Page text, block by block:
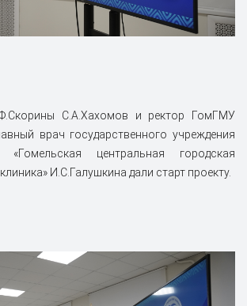
С.А.Хахомов и ректор ГомГМУ
врач государственного учреждения
«Гомельская центральная городская
И.С.Галушкина дали старт проекту.